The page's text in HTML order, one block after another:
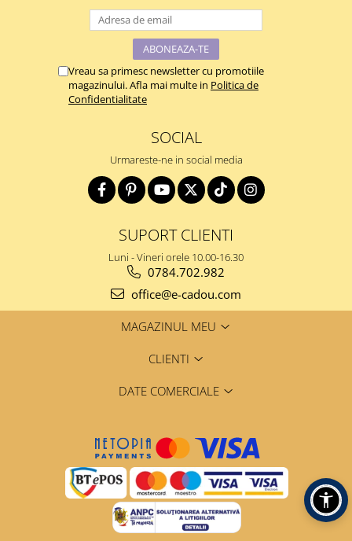
Vreau sa primesc newsletter cu promotiile
magazinului. Afla mai multe in Politica de
Confidentialitate
SOCIAL
Urmareste-ne in social media
SUPORT CLIENTI
Luni - Vineri orele 10.00-16.30
0784.702.982
office@e-cadou.com
MAGAZINUL MEU
CLIENTI
DATE COMERCIALE